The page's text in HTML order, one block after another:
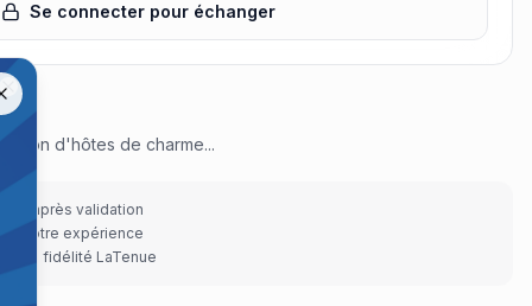
Se connecter pour échanger
d'hôtes de charme...
après validation
votre expérience
fidélité LaTenue
Close